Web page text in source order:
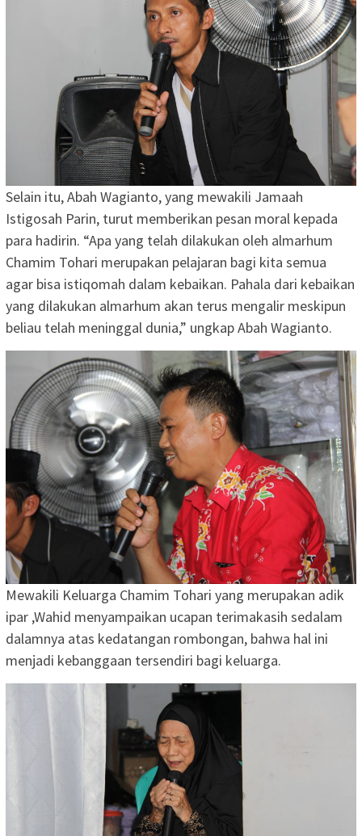
Selain itu, Abah Wagianto, yang mewakili Jamaah
Istigosah Parin, turut memberikan pesan moral kepada
para hadirin. “Apa yang telah dilakukan oleh almarhum
Chamim Tohari merupakan pelajaran bagi kita semua
agar bisa istiqomah dalam kebaikan. Pahala dari kebaikan
yang dilakukan almarhum akan terus mengalir meskipun
beliau telah meninggal dunia,” ungkap Abah Wagianto.
Mewakili Keluarga Chamim Tohari yang merupakan adik
ipar ,Wahid menyampaikan ucapan terimakasih sedalam
dalamnya atas kedatangan rombongan, bahwa hal ini
menjadi kebanggaan tersendiri bagi keluarga.